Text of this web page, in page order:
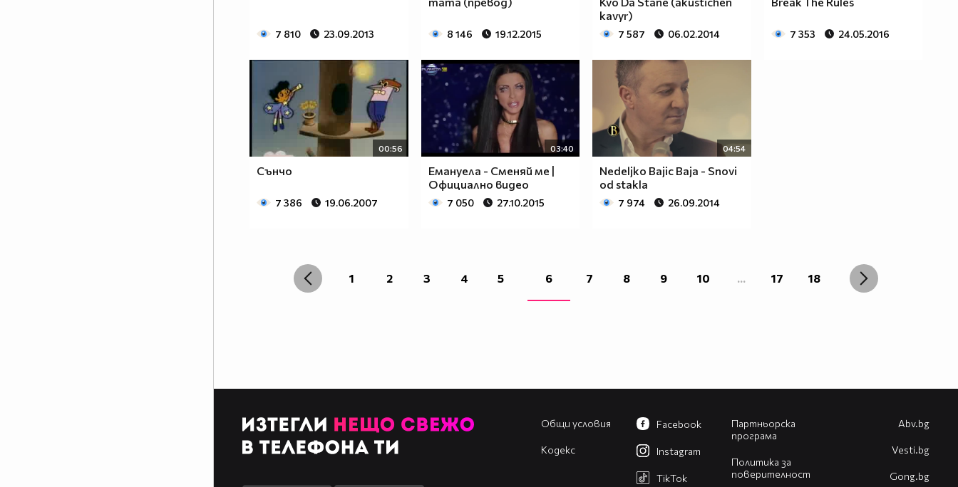
7 810 23.09.2013 8 146 19.12.2015
kavyr)
7 587 06.02.2014 7 353 24.05.2016
00:56
Сънчо
7 386 19.06.2007
03:40
Емануела - Сменяй ме |
Официално видео
7 050 27.10.2015
04:54
Nedeljko Bajic Baja - Snovi
od stakla
7 974 26.09.2014
1 2 3 4 5 6 7 8 9 10 ... 17 18
Общи условия
Кодекс
Партньорска
програма
Политика за
поверителност
Facebook
Instagram
TikTok
Abv.bg
Vesti.bg
Gong.bg